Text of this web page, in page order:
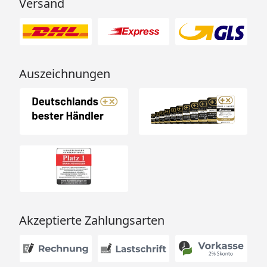
erhältlich)
Auswahl:
9 kW Bio-Kombiofen mit
externer Steuerung
(rechts sehen Sie
die Nummern,
diese finden Sie im
9 kW Bio-Kombiofen mit
externer Steuerung -
Silikonkabel Nr. 2 +3
Auszeichnungen
Akzeptierte Zahlungsarten